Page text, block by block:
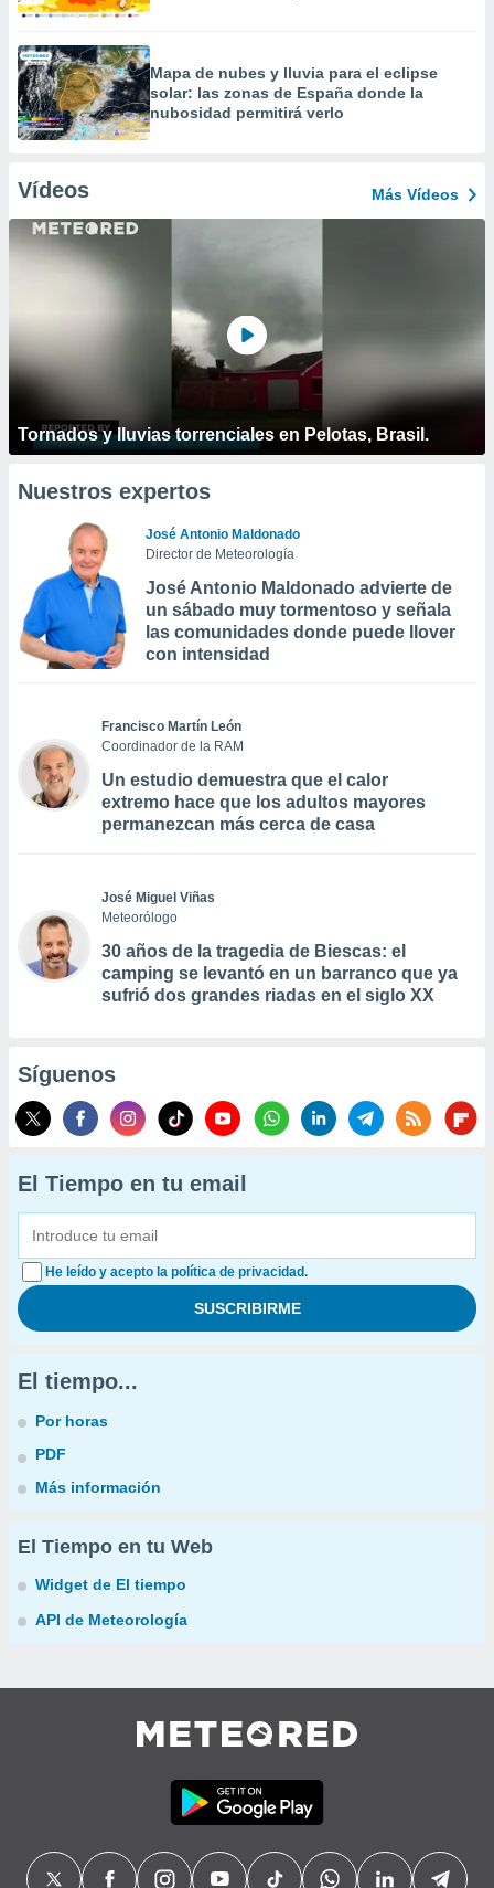
Mapa de nubes y lluvia para el eclipse
solar: las zonas de España donde la
nubosidad permitirá verlo
Vídeos Más Vídeos
Tornados y lluvias torrenciales en Pelotas, Brasil.
Nuestros expertos
José Antonio Maldonado
Director de Meteorología
José Antonio Maldonado advierte de
un sábado muy tormentoso y señala
las comunidades donde puede llover
con intensidad
Francisco Martín León
Coordinador de la RAM
Un estudio demuestra que el calor
extremo hace que los adultos mayores
permanezcan más cerca de casa
José Miguel Viñas
Meteorólogo
30 años de la tragedia de Biescas: el
camping se levantó en un barranco que ya
sufrió dos grandes riadas en el siglo XX
Síguenos
El Tiempo en tu email
He leído y acepto la política de privacidad.
El tiempo...
Por horas
PDF
Más información
El Tiempo en tu Web
Widget de El tiempo
API de Meteorología